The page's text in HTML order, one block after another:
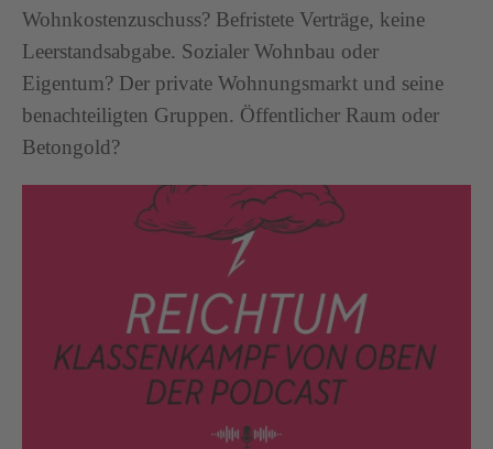
Wohnkostenzuschuss? Befristete Verträge, keine
Leerstandsabgabe. Sozialer Wohnbau oder
Eigentum? Der private Wohnungsmarkt und seine
benachteiligten Gruppen. Öffentlicher Raum oder
Betongold?